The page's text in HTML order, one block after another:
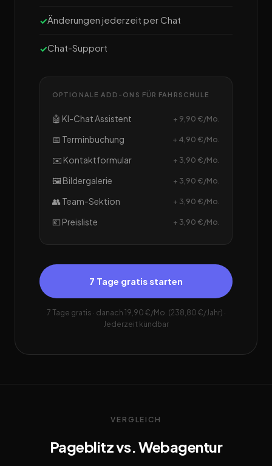
Änderungen jederzeit per Chat
Chat-Support
OPTIONALE ADD-ONS FÜR FAHRSCHULE
🤖 KI-Chat Assistent + 9,90 €/Mo.
📅 Terminbuchung + 4,90 €/Mo.
✉️ Kontaktformular + 3,90 €/Mo.
🖼️ Bildergalerie + 3,90 €/Mo.
👥 Team-Sektion + 3,90 €/Mo.
💶 Preisliste + 3,90 €/Mo.
7 Tage gratis starten
7 Tage gratis · danach 19,90 €/Mo. (238,80 €/Jahr) ·
Jederzeit kündbar
VERGLEICH
Pageblitz vs. Webagentur